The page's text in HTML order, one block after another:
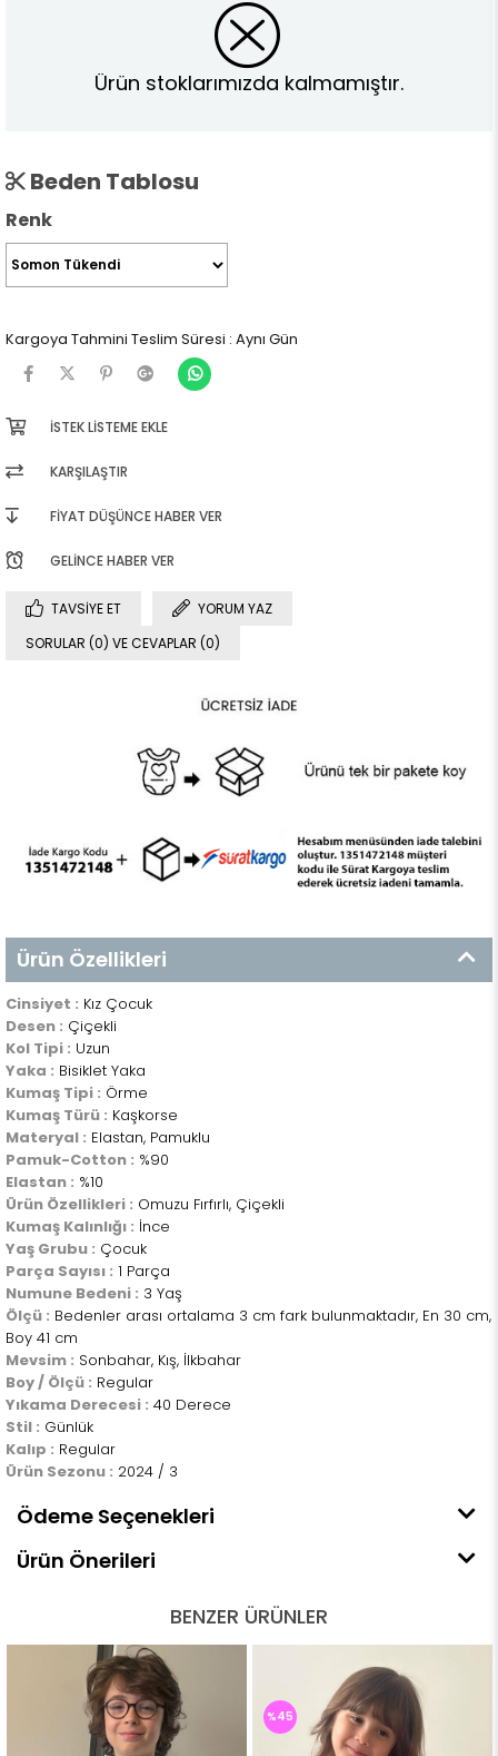
Ürün stoklarımızda kalmamıştır.
Beden Tablosu
Renk
Kargoya Tahmini Teslim Süresi : Aynı Gün
İSTEK LISTEME EKLE
KARŞILAŞTIR
FIYAT DÜŞÜNCE HABER VER
GELINCE HABER VER
TAVSIYE ET
YORUM YAZ
SORULAR (0) VE CEVAPLAR (0)
Ürün Özellikleri
Cinsiyet : Kız Çocuk
Desen : Çiçekli
Kol Tipi : Uzun
Yaka : Bisiklet Yaka
Kumaş Tipi : Örme
Kumaş Türü : Kaşkorse
Materyal : Elastan, Pamuklu
Pamuk-Cotton : %90
Elastan : %10
Ürün Özellikleri : Omuzu Fırfırlı, Çiçekli
Kumaş Kalınlığı : İnce
Yaş Grubu : Çocuk
Parça Sayısı : 1 Parça
Numune Bedeni : 3 Yaş
Ölçü : Bedenler arası ortalama 3 cm fark bulunmaktadır, En 30 cm,
Boy 41 cm
Mevsim : Sonbahar, Kış, İlkbahar
Boy / Ölçü : Regular
Yıkama Derecesi : 40 Derece
Stil : Günlük
Kalıp : Regular
Ürün Sezonu : 2024 / 3
Ödeme Seçenekleri
Ürün Önerileri
BENZER ÜRÜNLER
%45